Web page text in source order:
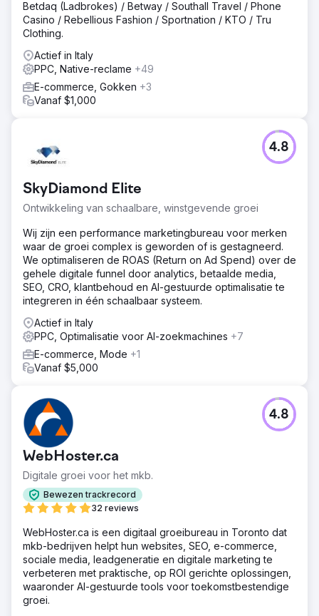
Content- en technische optimalisatie; migratie van website
en subdomein; optimalisatie van meer dan 20
transactionele pagina's; creatie van meer dan 30 pagina's
geoptimaliseerde landingspagina's en publicatie van 44
contentitems met dofollow-links.
Resultaat
RESULTATEN OP DE SITE: +23% organische klikken na
SITE: +30% klikken vanuit gerichte zoekopdrachten,
+35% organische sessies en +1% organische
zichtbaarheid. BETAALDE RESULTATEN: +128%
geoptimaliseerde pagina's vergeleken met niet-
geoptimaliseerde en conversie-only pagina's. -27% CPA
op Google Ads DSA-campagnes op SEO-
geoptimaliseerde pagina's vergeleken met traditionele
SEA-campagnes gericht op conversiewidgets.
Naar bureaupagina
Betdaq (Ladbrokes) / Betway / Southall Travel / Phone
Casino / Rebellious Fashion / Sportnation / KTO / Tru
Clothing.
Actief in Italy
PPC, Native-reclame +49
E-commerce, Gokken +3
Vanaf $1,000
SkyDiamond Elite
Ontwikkeling van schaalbare, winstgevende groei
4.8
Wij zijn een performance marketingbureau voor merken
waar de groei complex is geworden of is gestagneerd.
We optimaliseren de ROAS (Return on Ad Spend) over de
gehele digitale funnel door analytics, betaalde media,
SEO, CRO, klantbehoud en AI-gestuurde optimalisatie te
integreren in één schaalbaar systeem.
Actief in Italy
PPC, Optimalisatie voor AI-zoekmachines +7
E-commerce, Mode +1
Vanaf $5,000
WebHoster.ca
Digitale groei voor het mkb.
Bewezen trackrecord
32 reviews
4.8
WebHoster.ca is een digitaal groeibureau in Toronto dat
mkb-bedrijven helpt hun websites, SEO, e-commerce,
sociale media, leadgeneratie en digitale marketing te
verbeteren met praktische, op ROI gerichte oplossingen,
waaronder AI-gestuurde tools voor toekomstbestendige
groei.